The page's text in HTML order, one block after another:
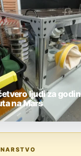
ljudi za
na Mars